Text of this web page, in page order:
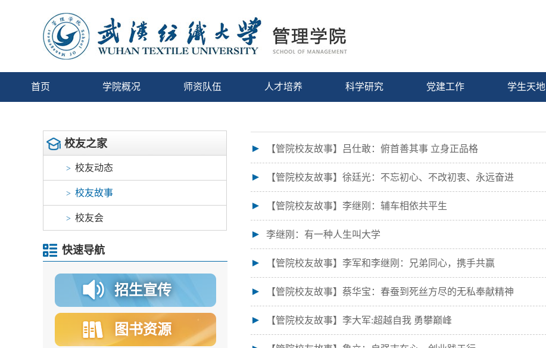
首页 学院概况 师资队伍 人才培养 科学研究 党建工作 学生天地
校友之家
> 校友动态
> 校友故事
> 校友会
快速导航
招生宣传
图书资源
【管院校友故事】吕仕敢：俯首善其事 立身正品格
【管院校友故事】徐廷光：不忘初心、不改初衷、永远奋进
【管院校友故事】李继刚：辅车相依共平生
李继刚：有一种人生叫大学
【管院校友故事】李军和李继刚：兄弟同心，携手共赢
【管院校友故事】蔡华宝：春蚕到死丝方尽的无私奉献精神
【管院校友故事】李大军:超越自我 勇攀巅峰